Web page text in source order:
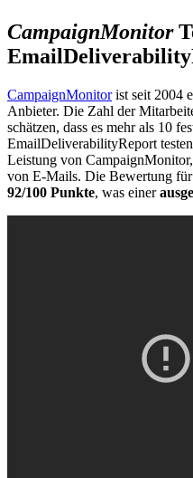
CampaignMonitor
CampaignMonitorist seit 2004
Anbieter. Die Zahl der
schätzen, dass es mehr als 10
EmailDeliverabilityReport
Leistung von
von E-Mails. Die Bewertung
92/100 Punkte, was einer